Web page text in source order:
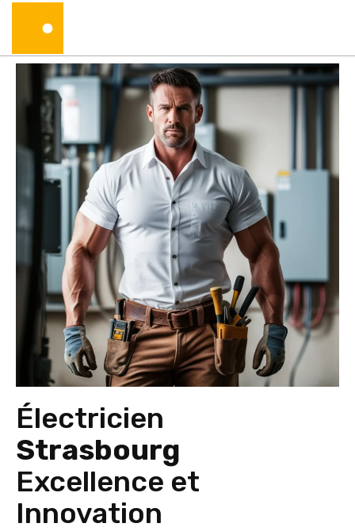
Électricien
Strasbourg
Excellence et
Innovation